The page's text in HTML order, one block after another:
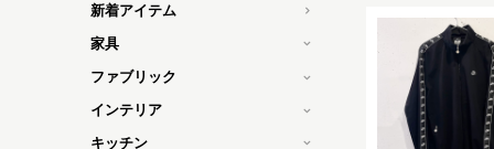
新着アイテム
家具
ファブリック
インテリア
キッチン